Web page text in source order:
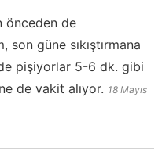
önceden de
son güne sıkıştırmana
pişiyorlar 5-6 dk. gibi
de vakit alıyor. 18 Mayıs